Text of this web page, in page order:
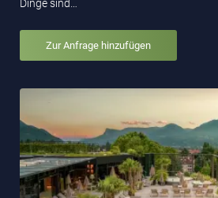
Dinge sind…
Zur Anfrage hinzufügen